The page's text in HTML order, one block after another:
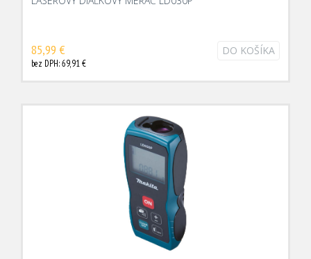
85,99 €
bez DPH: 69,91 €
DO KOŠÍKA